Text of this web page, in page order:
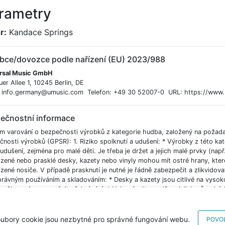
Kandace Springs
dovozce podle nařízení (EU) 2023/988
Music GmbH
Allee 1, 10245 Berlin, DE
info.germany@umusic.com Telefon: +49 30 52007-0 URL: https://
informace
varování o bezpečnosti výrobků z kategorie hudba, založený na
výrobků (GPSR): 1. Riziko spolknutí a udušení: * Výrobky z této
zejména pro malé děti. Je třeba je držet a jejich malé prvky
nebo prasklé desky, kazety nebo vinyly mohou mít ostré hrany,
nosiče. V případě prasknutí je nutné je řádně zabezpečit a
používáním a skladováním: * Desky a kazety jsou citlivé na
a znemožnit přehrávání. * Uchovávejte nosiče v jejich
agresivních chemikálií nebo rozpouštědel, které mohou poškodit jejich
cookie jsou nezbytné pro správné fungování webu.